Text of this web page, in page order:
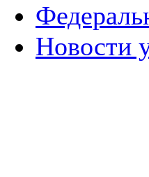
Новости